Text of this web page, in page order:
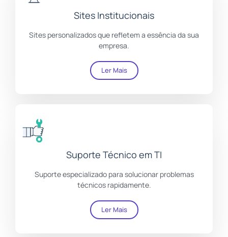
Sites Institucionais
Sites personalizados que refletem a essência da sua
empresa.
Ler Mais
Suporte Técnico em TI
Suporte especializado para solucionar problemas
técnicos rapidamente.
Ler Mais